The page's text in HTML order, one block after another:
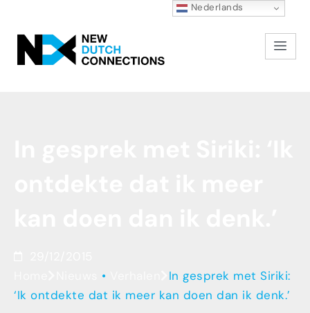
•
In gesprek met Siriki:
‘Ik ontdekte dat ik meer kan doen dan ik denk.’
Nederlands